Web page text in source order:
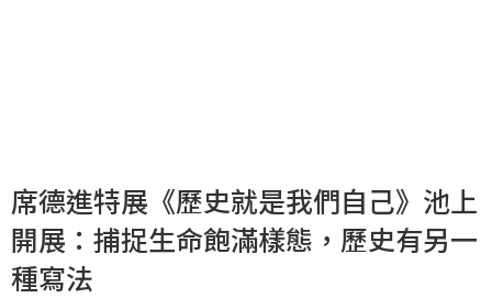
席德進特展《歷史就是我們自己》池上
開展：捕捉生命飽滿樣態，歷史有另一
種寫法